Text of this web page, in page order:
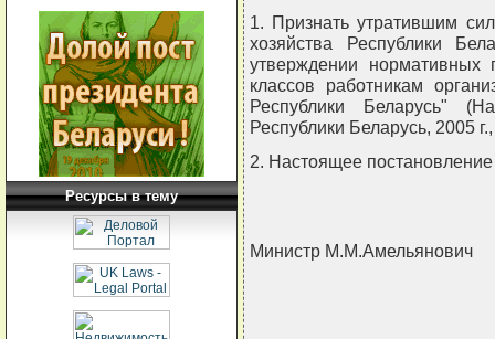
Ресурсы в тему
1. Признать утратившим
хозяйства Республики
утверждении нормативных
классов работникам
Республики Беларусь"
Республики Беларусь, 2005
2. Настоящее постановление
Министр М.М.Амельянович